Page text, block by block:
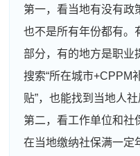
第一，看当地有没有政
也不是所有年份都有。
部分，有的地方是职业
搜索“所在城市+CPPM
贴”，也能找到当地人社
第二，看工作单位和社
在当地缴纳社保满一定